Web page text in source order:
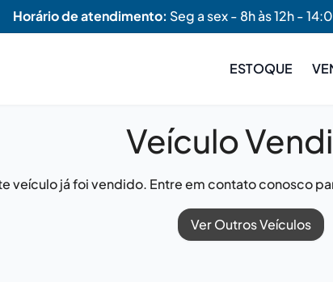
Horário de atendimento: Seg a sex - 8h às 12h -
ESTOQUE
Veículo
veículo já foi vendido. Entre em contato conosco
Ver Outros Veículos